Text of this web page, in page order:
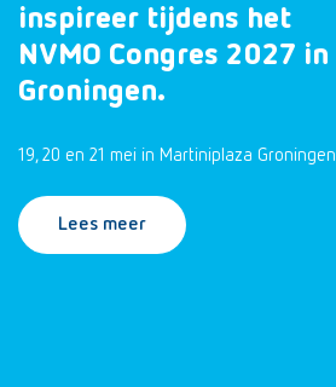
inspireer tijdens het
NVMO Congres 2027 in
Groningen.
19, 20 en 21 mei in Martiniplaza Groningen
Lees meer